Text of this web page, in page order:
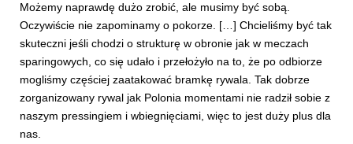
Możemy naprawdę dużo zrobić, ale musimy być sobą.
Oczywiście nie zapominamy o pokorze. […] Chcieliśmy być tak
skuteczni jeśli chodzi o strukturę w obronie jak w meczach
sparingowych, co się udało i przełożyło na to, że po odbiorze
mogliśmy częściej zaatakować bramkę rywala. Tak dobrze
zorganizowany rywal jak Polonia momentami nie radził sobie z
naszym pressingiem i wbiegnięciami, więc to jest duży plus dla
nas.